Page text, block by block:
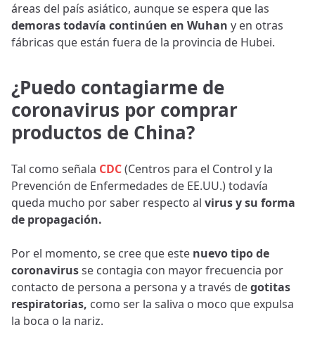
áreas del país asiático, aunque se espera que las
demoras todavía continúen en Wuhan y en otras
fábricas que están fuera de la provincia de Hubei.
¿Puedo contagiarme de
coronavirus por comprar
productos de China?
Tal como señala CDC(Centros para el Control y la
Prevención de Enfermedades de EE.UU.) todavía
queda mucho por saber respecto al virus y su forma
de propagación.
Por el momento, se cree que este nuevo tipo de
coronavirusse contagia con mayor frecuencia por
contacto de persona a persona y a través degotitas
respiratorias, como ser la saliva o moco que expulsa
la boca o la nariz.